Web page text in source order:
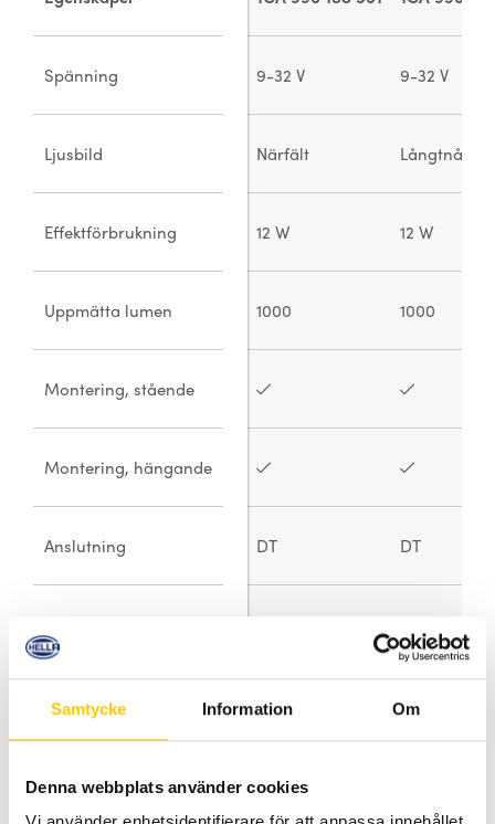
Samtycke Information Om
Denna webbplats använder cookies
Spänning
Ljusbild
Effektförbrukning
Uppmätta lumen
Montering, stående
Montering, hängande
Anslutning
Skyddsklass
9-32 V 9-32 V
Närfält
12 W 12 W
1000 1000
DT DT
IP 6K9K, IP 6K8 IP 6K9K, IP